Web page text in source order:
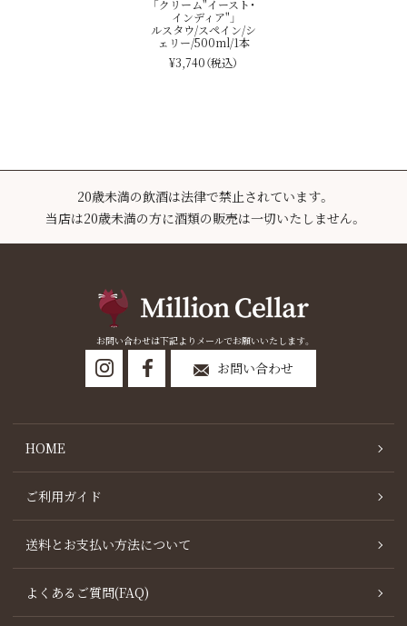
「クリーム"イースト・
インディア"」
ルスタウ/スペイン/シ
ェリー/500ml/1本
¥3,740（税込）
20歳未満の飲酒は法律で禁止されています。
当店は20歳未満の方に酒類の販売は一切いたしません。
お問い合わせは下記よりメールでお願いいたします。
お問い合わせ
HOME
ご利用ガイド
送料とお支払い方法について
よくあるご質問(FAQ)